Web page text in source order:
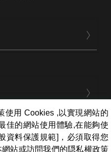
使用 Cookies ,以實現網站的
佳的網站使用體驗,在能夠使
資料保護規範]，必須取得您
站或訪問我們的隠私權政策